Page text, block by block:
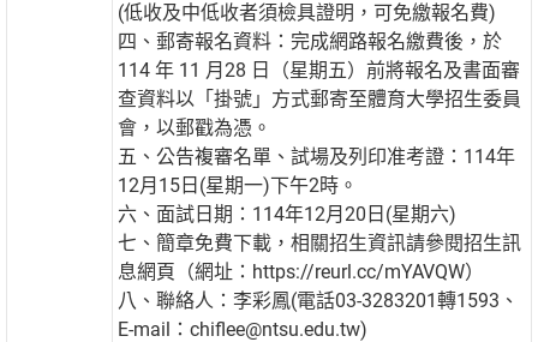
(低收及中低收者須檢具證明，可免繳報名費)
四、郵寄報名資料：完成網路報名繳費後，於
114 年 11 月28 日（星期五）前將報名及書面審
查資料以「掛號」方式郵寄至體育大學招生委員
會，以郵戳為憑。
五、公告複審名單、試場及列印准考證：114年
12月15日(星期一)下午2時。
六、面試日期：114年12月20日(星期六)
七、簡章免費下載，相關招生資訊請參閱招生訊
息網頁（網址：https://reurl.cc/mYAVQW）
八、聯絡人：李彩鳳(電話03-3283201轉1593、
E-mail：chiflee@ntsu.edu.tw)